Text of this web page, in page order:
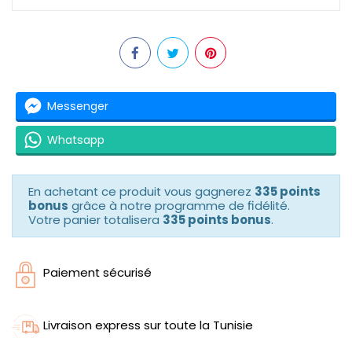
Messenger
Whatsapp
En achetant ce produit vous gagnerez 335 points
bonus grâce à notre programme de fidélité.
Votre panier totalisera 335 points bonus.
Paiement sécurisé
Livraison express sur toute la Tunisie